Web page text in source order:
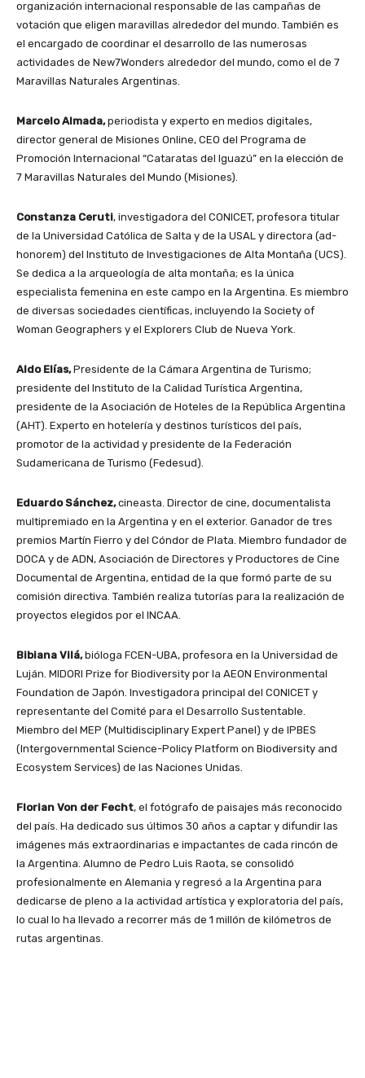
organización internacional responsable de las campañas de
votación que eligen maravillas alrededor del mundo. También es
el encargado de coordinar el desarrollo de las numerosas
actividades de New7Wonders alrededor del mundo, como el de 7
Maravillas Naturales Argentinas.
Marcelo Almada,periodista y experto en medios digitales,
director general de Misiones Online, CEO del Programa de
Promoción Internacional “Cataratas del Iguazú” en la elección de
7 Maravillas Naturales del Mundo (Misiones).
Constanza Ceruti, investigadora del CONICET, profesora titular
de la Universidad Católica de Salta y de la USAL y directora (ad-
honorem) del Instituto de Investigaciones de Alta Montaña (UCS).
Se dedica a la arqueología de alta montaña; es la única
especialista femenina en este campo en la Argentina. Es miembro
de diversas sociedades científicas, incluyendo la Society of
Woman Geographers y el Explorers Club de Nueva York.
Aldo Elías,Presidente de la Cámara Argentina de Turismo;
presidente del Instituto de la Calidad Turística Argentina,
presidente de la Asociación de Hoteles de la República Argentina
(AHT). Experto en hotelería y destinos turísticos del país,
promotor de la actividad y presidente de la Federación
Sudamericana de Turismo (Fedesud).
Eduardo Sánchez,cineasta. Director de cine, documentalista
multipremiado en la Argentina y en el exterior. Ganador de tres
premios Martín Fierro y del Cóndor de Plata. Miembro fundador de
DOCA y de ADN, Asociación de Directores y Productores de Cine
Documental de Argentina, entidad de la que formó parte de su
comisión directiva. También realiza tutorías para la realización de
proyectos elegidos por el INCAA.
Bibiana Vilá,bióloga FCEN-UBA, profesora en la Universidad de
Luján. MIDORI Prize for Biodiversity por la AEON Environmental
Foundation de Japón. Investigadora principal del CONICET y
representante del Comité para el Desarrollo Sustentable.
Miembro del MEP (Multidisciplinary Expert Panel) y de IPBES
(Intergovernmental Science-Policy Platform on Biodiversity and
Ecosystem Services) de las Naciones Unidas.
Florian Von der Fecht, el fotógrafo de paisajes más reconocido
del país. Ha dedicado sus últimos 30 años a captar y difundir las
imágenes más extraordinarias e impactantes de cada rincón de
la Argentina. Alumno de Pedro Luis Raota, se consolidó
profesionalmente en Alemania y regresó a la Argentina para
dedicarse de pleno a la actividad artística y exploratoria del país,
lo cual lo ha llevado a recorrer más de 1 millón de kilómetros de
rutas argentinas.